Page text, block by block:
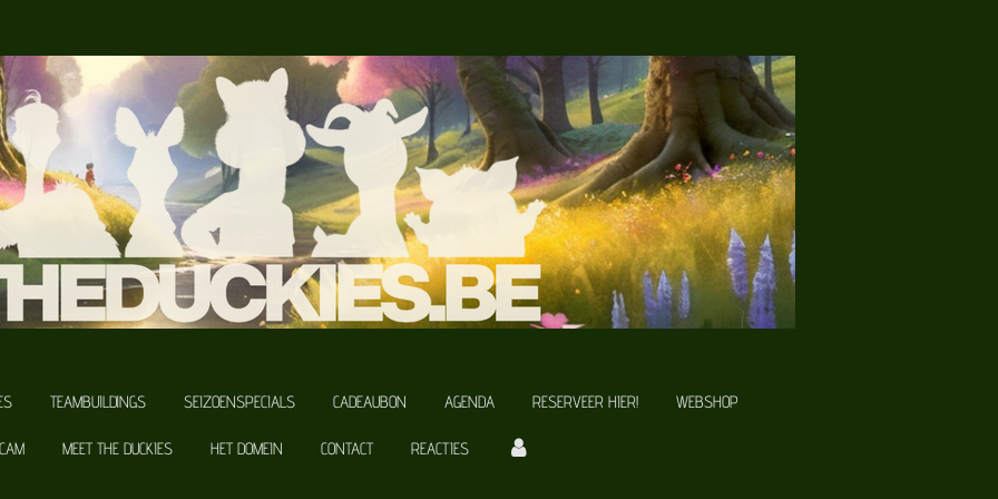
TEAMBUILDINGS SEIZOENSPECIALS CADEAUBON AGENDA RESERVEER HIER! WEBSHOP
MEET THE DUCKIES HET DOMEIN CONTACT REACTIES